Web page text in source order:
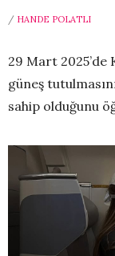
/ HANDE POLATLI
29 Mart 2025’de
güneş
sahip olduğunu